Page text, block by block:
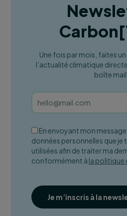
Carbon[
Une fois par mois, faites
l’actualité climatique
boîte mail
En envoyant mon
données personnelles que je
utilisées afin de traiter ma
conformément à la politique
Je m’inscris à la